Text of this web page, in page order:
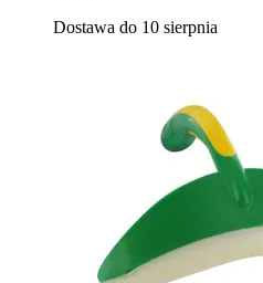
Dostawa do 10 sierpnia